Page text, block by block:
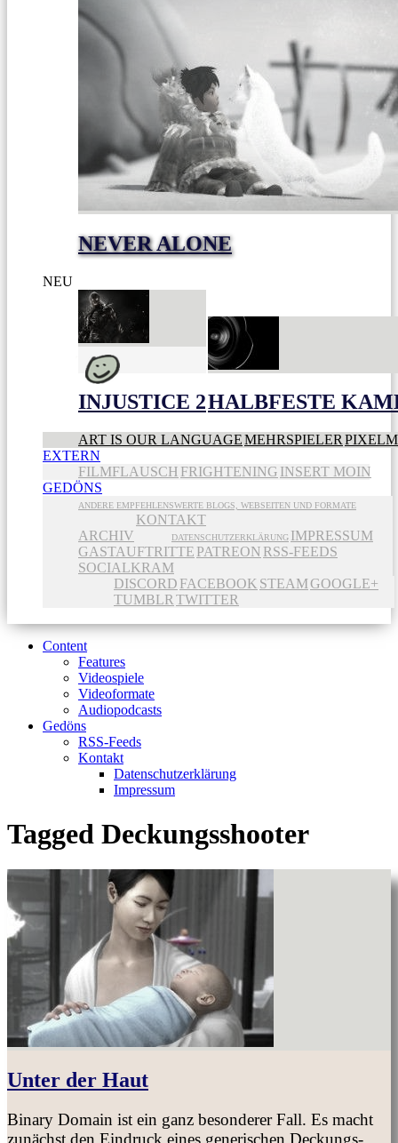
NEVER ALONE
NEU
INJUSTICE 2HALBFESTE
ART IS OUR LANGUAGEMEHRSPIELER
EXTERN
FILMFLAUSCH FRIGHTENING INSERT MOIN
GEDÖNS
ANDERE EMPFEHLENSWERTE BLOGS, WEBSEITEN UND FORMATE
ARCHIV
KONTAKT
DATENSCHUTZERKLÄRUNG IMPRESSUM
GASTAUFTRITTE PATREON RSS-FEEDS
SOCIALKRAM
DISCORD FACEBOOK STEAMGOOGLE+
TUMBLR TWITTER
Content
Features
Videospiele
Videoformate
Audiopodcasts
Gedöns
RSS-Feeds
Kontakt
Datenschutzerklärung
Impressum
Tagged Deckungsshooter
Unter der Haut
Binary Domain ist ein ganz besonderer Fall. Es macht
zunächst den Eindruck eines generischen Deckungs-